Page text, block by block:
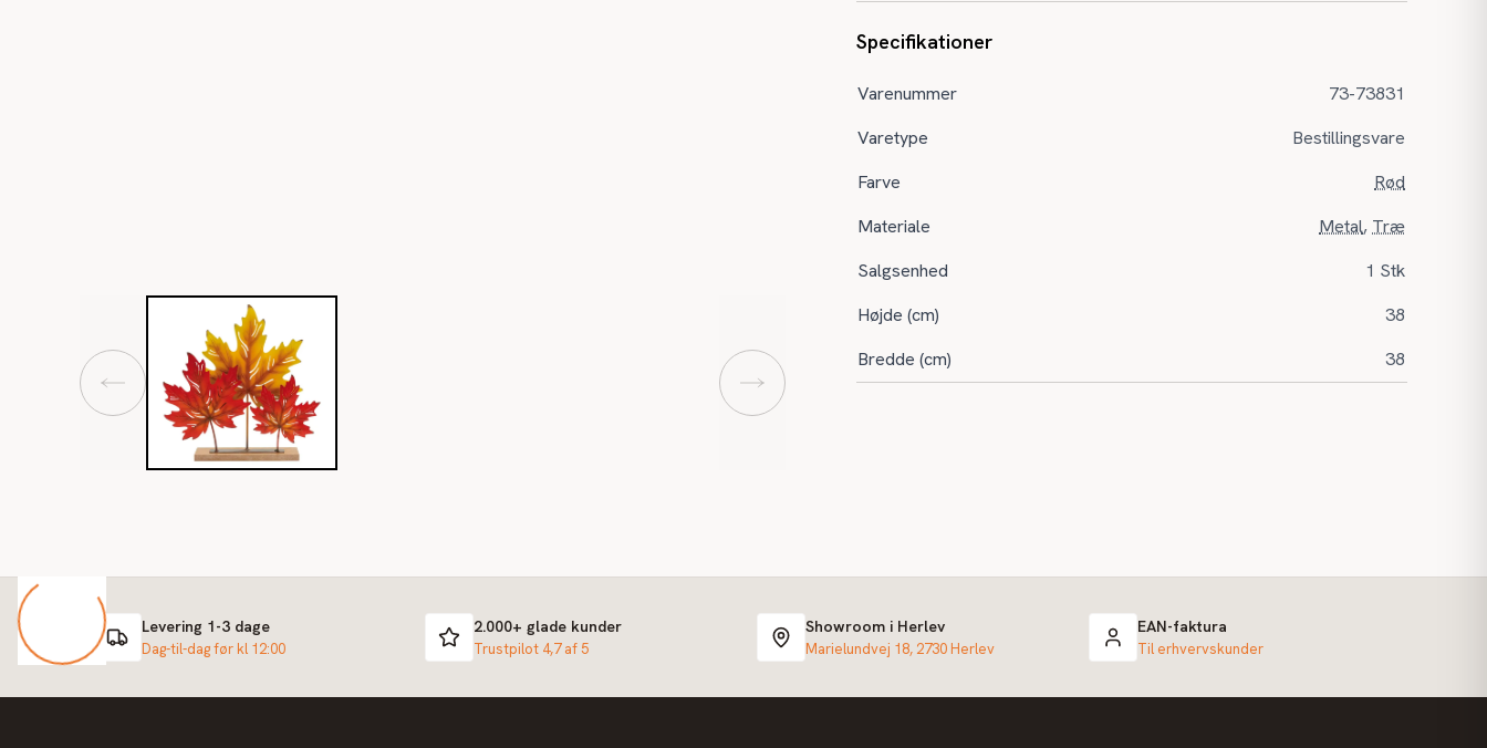
Specifikationer
Varenummer
73-73831
Varetype
Bestillingsvare
Farve
Rød
Materiale
Metal, Træ
Salgsenhed
1 Stk
Højde (cm)
38
Bredde (cm)
38
Levering 1-3 dage
Dag-til-dag før kl 12:00
2.000+ glade kunder
Trustpilot 4,7 af 5
Showroom i Herlev
Marielundvej 18, 2730 Herlev
EAN-faktura
Til erhvervskunder